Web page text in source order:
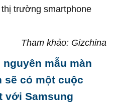
trường smartphone
Tham khảo: Gizchina
nguyên mẫu màn
sẽ có một cuộc
với Samsung